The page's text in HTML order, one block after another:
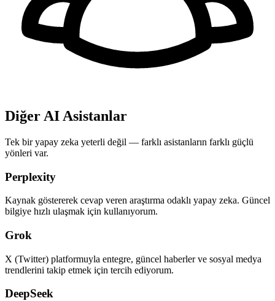
Diğer AI Asistanlar
Tek bir yapay zeka yeterli değil — farklı asistanların farklı güçlü
yönleri var.
Perplexity
Kaynak göstererek cevap veren araştırma odaklı yapay zeka. Güncel
bilgiye hızlı ulaşmak için kullanıyorum.
Grok
X (Twitter) platformuyla entegre, güncel haberler ve sosyal medya
trendlerini takip etmek için tercih ediyorum.
DeepSeek